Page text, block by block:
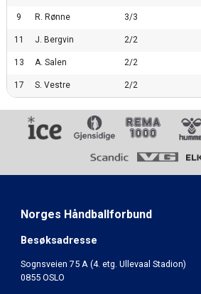
9 R. Rønne 3/3
11 J. Bergvin 2/2
13 A. Salen 2/2
17 S. Vestre 2/2
Norges Håndballforbund
Besøksadresse
Sognsveien 75 A (4. etg. Ullevaal Stadion)
0855 OSLO